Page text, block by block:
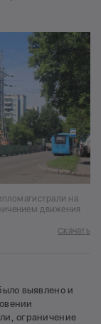
на
движения
Скачать
выявлено и
ограничение